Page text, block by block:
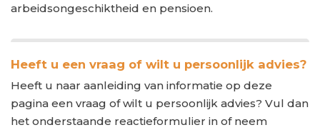
arbeidsongeschiktheid en pensioen.
Heeft u een vraag of wilt u persoonlijk advies?
Heeft u naar aanleiding van informatie op deze
pagina een vraag of wilt u persoonlijk advies? Vul dan
het onderstaande reactieformulier in of neem